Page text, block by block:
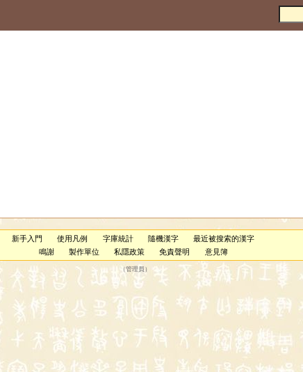
新手入門 使用凡例 字庫統計 隨機漢字
最近被搜索的漢字
鳴謝
製作單位 私隱政策 免責聲明 意見簿
（管理員 ）